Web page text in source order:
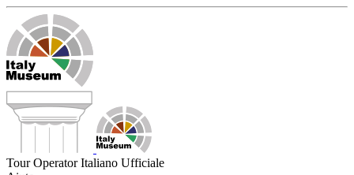
Tour Operator Italiano Ufficiale